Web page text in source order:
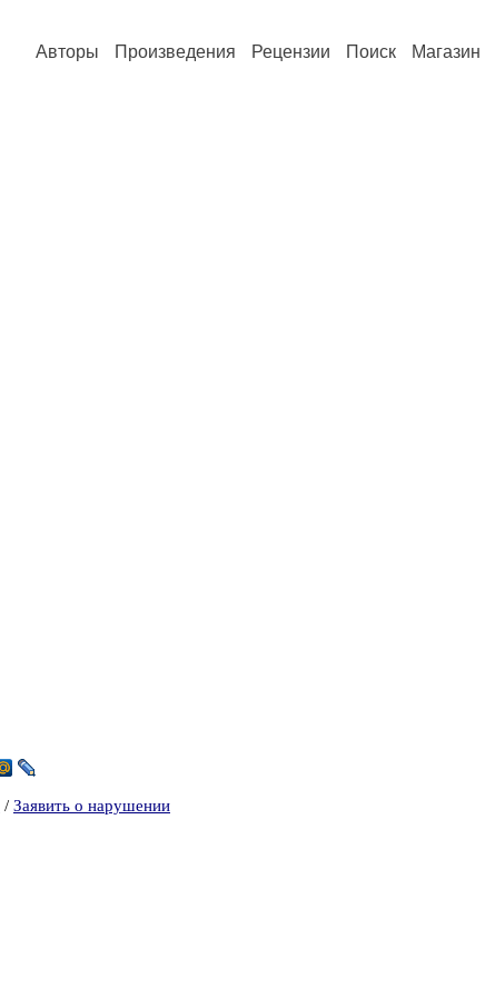
Авторы Произведения Рецензии Поиск Магазин
/ Заявить о нарушении